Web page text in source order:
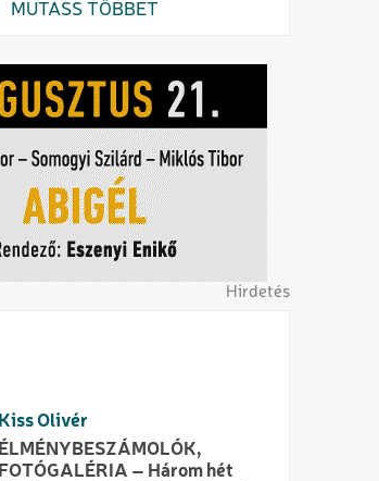
MUTASS TÖBBET
Hirdetés
Kiss Olivér
ÉLMÉNYBESZÁMOLÓK,
FOTÓGALÉRIA – Három hét